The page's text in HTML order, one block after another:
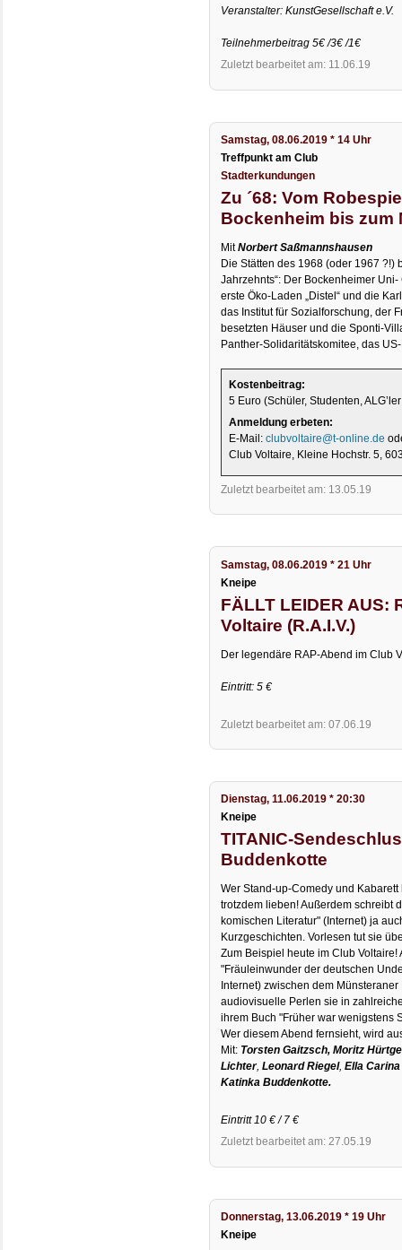
Veranstalter: KunstGesellschaft e.V.
Teilnehmerbeitrag 5€ /3€ /1€
Zuletzt bearbeitet am: 11.06.19
Samstag, 08.06.2019 * 14 Uhr
Treffpunkt am Club
Stadterkundungen
Zu ´68: Vom
Bockenheim bis zum
MitNorbert Saßmannshausen
Die Stätten des 1968 (oder 1967 ?!)
Jahrzehnts“: Der Bockenheimer
erste Öko-Laden „Distel“ und die
das Institut für Sozialforschung, der
besetzten Häuser und die Sponti-
Panther-Solidaritätskomitee, das
Kostenbeitrag:
5 Euro (Schüler, Studenten,
Anmeldung erbeten:
E-Mail:clubvoltaire@t-online.de
Club Voltaire, Kleine Hochstr. 5,
Zuletzt bearbeitet am: 13.05.19
Samstag, 08.06.2019 * 21 Uhr
Kneipe
FÄLLT LEIDER AUS:
Voltaire (R.A.I.V.)
Der legendäre RAP-Abend im Club
Eintritt: 5 €
Zuletzt bearbeitet am: 07.06.19
Dienstag, 11.06.2019 * 20:30
Kneipe
TITANIC-
Buddenkotte
Wer Stand-up-Comedy und
trotzdem lieben! Außerdem schreibt
komischen Literatur" (Internet) ja
Kurzgeschichten. Vorlesen tut sie
Zum Beispiel heute im Club Voltaire!
"Fräuleinwunder der deutschen
Internet) zwischen dem
audiovisuelle Perlen sie in
ihrem Buch "Früher war wenigstens
Wer diesem Abend fernsieht, wird
Mit: Torsten Gaitzsch, Moritz
Lichter,Leonard Riegel,Ella
Katinka Buddenkotte.
Eintritt 10 € / 7 €
Zuletzt bearbeitet am: 27.05.19
Donnerstag, 13.06.2019 * 19 Uhr
Kneipe